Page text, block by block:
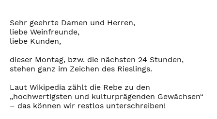
Sehr geehrte Damen und Herren,
liebe Weinfreunde,
liebe Kunden,
dieser Montag, bzw. die nächsten 24 Stunden,
stehen ganz im Zeichen des Rieslings.
Laut Wikipedia zählt die Rebe zu den
„hochwertigsten und kulturprägenden Gewächsen“
– das können wir restlos unterschreiben!